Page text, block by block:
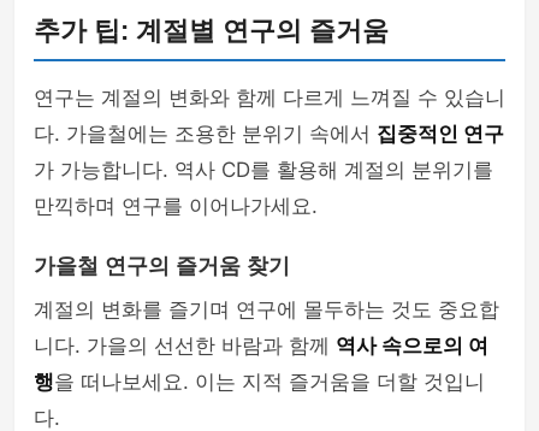
추가 팁: 계절별 연구의 즐거움
연구는 계절의 변화와 함께 다르게 느껴질 수 있습니
다. 가을철에는 조용한 분위기 속에서 집중적인 연구
가 가능합니다. 역사 CD를 활용해 계절의 분위기를
만끽하며 연구를 이어나가세요.
가을철 연구의 즐거움 찾기
계절의 변화를 즐기며 연구에 몰두하는 것도 중요합
니다. 가을의 선선한 바람과 함께 역사 속으로의 여
행을 떠나보세요. 이는 지적 즐거움을 더할 것입니
다.